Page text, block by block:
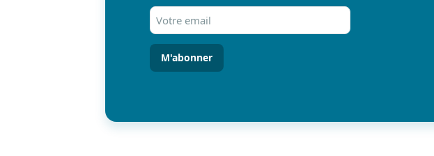
Votre
email
(Nécessaire)